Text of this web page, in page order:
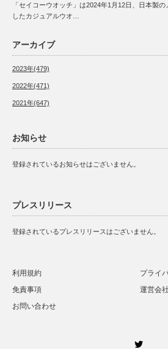
「セイコーウオッチ」は2024年1月12日、日本製
したカジュアルウオ…
アーカイブ
2023年(479)
2022年(471)
2021年(647)
お知らせ
登録されているお知らせはございません。
プレスリリース
登録されているプレスリリースはございません。
利用規約
プライ
免責事項
運営会社
お問い合わせ